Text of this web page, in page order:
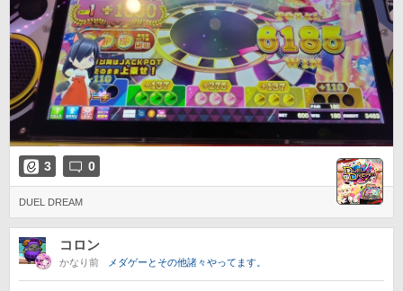
3 0
DUEL DREAM
コロン
かなり前 メダゲーとその他諸々やってます。